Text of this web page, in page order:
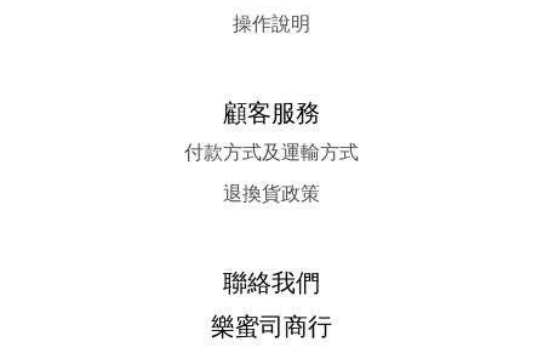
操作說明
顧客服務
付款方式及運輸方式
退換貨政策
聯絡我們
樂蜜司商行